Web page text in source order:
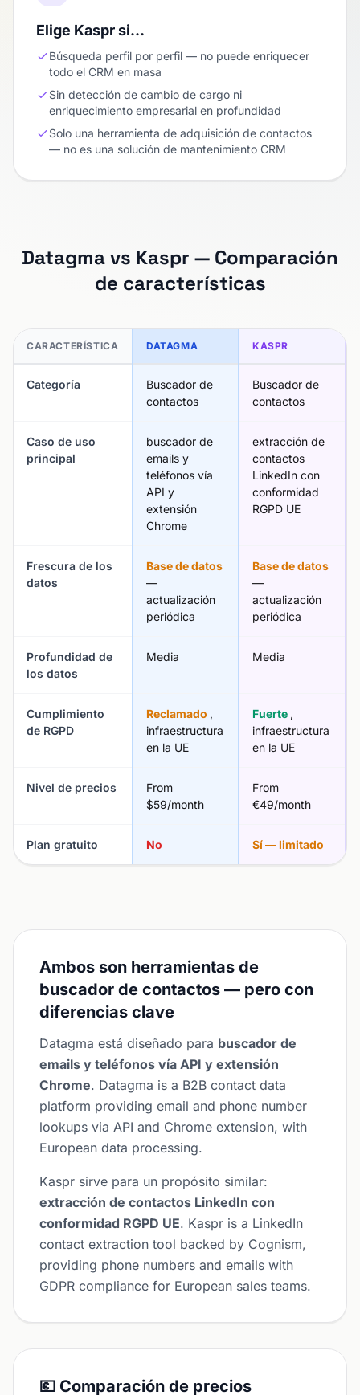
Elige Kaspr si…
Búsqueda perfil por perfil — no puede enriquecer
todo el CRM en masa
Sin detección de cambio de cargo ni
enriquecimiento empresarial en profundidad
Solo una herramienta de adquisición de contactos
— no es una solución de mantenimiento CRM
Datagma vs Kaspr — Comparación
de características
CARACTERÍSTICA DATAGMA KASPR
Categoría
Buscador de
contactos
Buscador de
contactos
Caso de uso
principal
buscador de
emails y
teléfonos vía
API y
extensión
Chrome
extracción de
contactos
LinkedIn con
conformidad
RGPD UE
Frescura de los
datos
Base de datos
—
actualización
periódica
Base de datos
—
actualización
periódica
Profundidad de
los datos
Media Media
Cumplimiento
de RGPD
Reclamado ,
infraestructura
en la UE
Fuerte ,
infraestructura
en la UE
Nivel de precios
From
$59/month
From
€49/month
Plan gratuito No Sí — limitado
Ambos son herramientas de
buscador de contactos — pero con
diferencias clave
Datagma está diseñado para buscador de
emails y teléfonos vía API y extensión
Chrome. Datagma is a B2B contact data
platform providing email and phone number
lookups via API and Chrome extension, with
European data processing.
Kaspr sirve para un propósito similar:
extracción de contactos LinkedIn con
conformidad RGPD UE. Kaspr is a LinkedIn
contact extraction tool backed by Cognism,
providing phone numbers and emails with
GDPR compliance for European sales teams.
💶 Comparación de precios